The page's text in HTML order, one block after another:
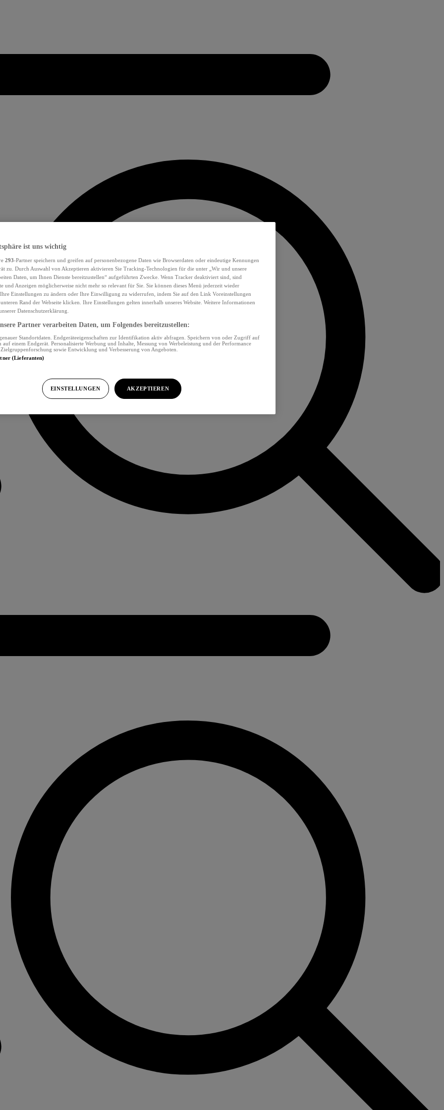
ist uns wichtig
293-Partner speichern und greifen auf personenbezogene Daten wie Browserdaten oder eindeutige Kennungen
zu. Durch Auswahl von Akzeptieren aktivieren Sie Tracking-Technologien für die unter „Wir und unsere
Daten, um Ihnen Dienste bereitzustellen“ aufgeführten Zwecke. Wenn Tracker deaktiviert sind, sind
und Anzeigen möglicherweise nicht mehr so relevant für Sie. Sie können dieses Menü jederzeit wieder
Einstellungen zu ändern oder Ihre Einwilligung zu widerrufen, indem Sie auf den Link Voreinstellungen
Rand der Webseite klicken. Ihre Einstellungen gelten innerhalb unseres Website. Weitere Informationen
Datenschutzerklärung.
Partner verarbeiten Daten, um Folgendes bereitzustellen:
Standortdaten. Endgeräteeigenschaften zur Identifikation aktiv abfragen. Speichern von oder Zugriff auf
einem Endgerät. Personalisierte Werbung und Inhalte, Messung von Werbeleistung und der Performance
sowie Entwicklung und Verbesserung von Angeboten.
(Lieferanten)
EINSTELLUNGEN AKZEPTIEREN